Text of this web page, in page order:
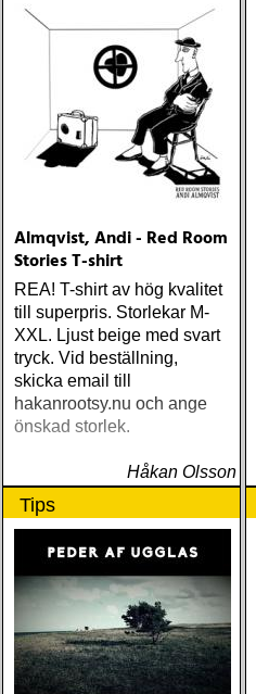
Almqvist, Andi - Red Room
Stories T-shirt
REA! T-shirt av hög kvalitet
till superpris. Storlekar M-
XXL. Ljust beige med svart
tryck. Vid beställning,
skicka email till
hakanrootsy.nu och ange
önskad storlek.
Håkan Olsson
Tips